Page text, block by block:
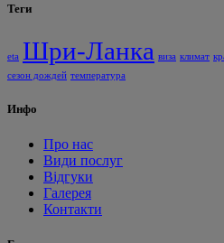
Теги
eta Шри-Ланка виза климат
сезон дождей температура
Инфо
Про нас
Види послуг
Відгуки
Галерея
Контакти